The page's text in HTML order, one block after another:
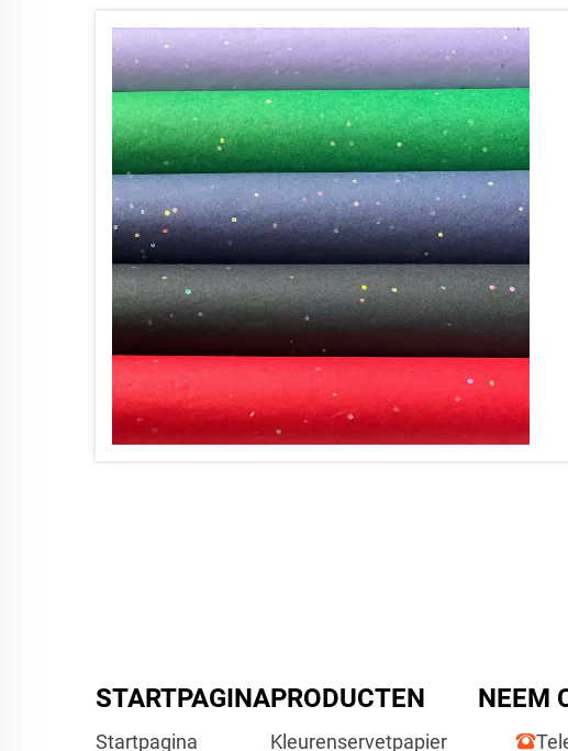
STARTPAGINA
Startpagina
PRODUCTEN
Kleurenservetpapier
NEEM